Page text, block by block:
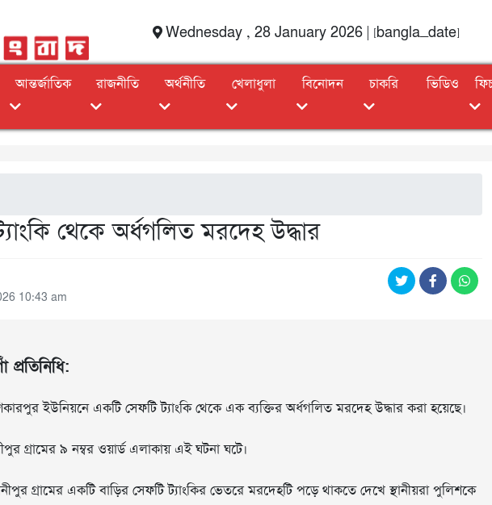
Wednesday , 28 January 2026 | [bangla_date]
আন্তর্জাতিক রাজনীতি অর্থনীতি খেলাধুলা বিনোদন চাকরি ভিডিও
থেকে অর্ধগলিত মরদেহ উদ্ধার
10:43 am
ইউনিয়নে একটি সেফটি ট্যাংকি থেকে এক ব্যক্তির অর্ধগলিত মরদেহ উদ্ধার করা হয়েছে।
গ্রামের ৯ নম্বর ওয়ার্ড এলাকায় এই ঘটনা ঘটে।
গ্রামের একটি বাড়ির সেফটি ট্যাংকির ভেতরে মরদেহটি পড়ে থাকতে দেখে স্থানীয়রা পুলিশকে